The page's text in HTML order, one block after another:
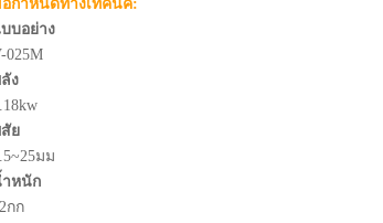
กำหนดทางเทคนิค:
บอย่าง
025M
ง
ย
มม
หนัก
กก